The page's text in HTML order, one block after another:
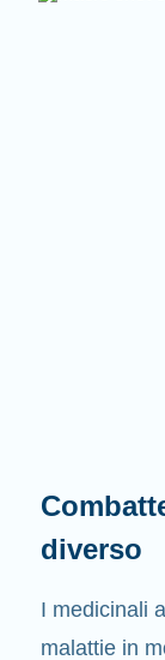
diverso
I medicinali
malattie in